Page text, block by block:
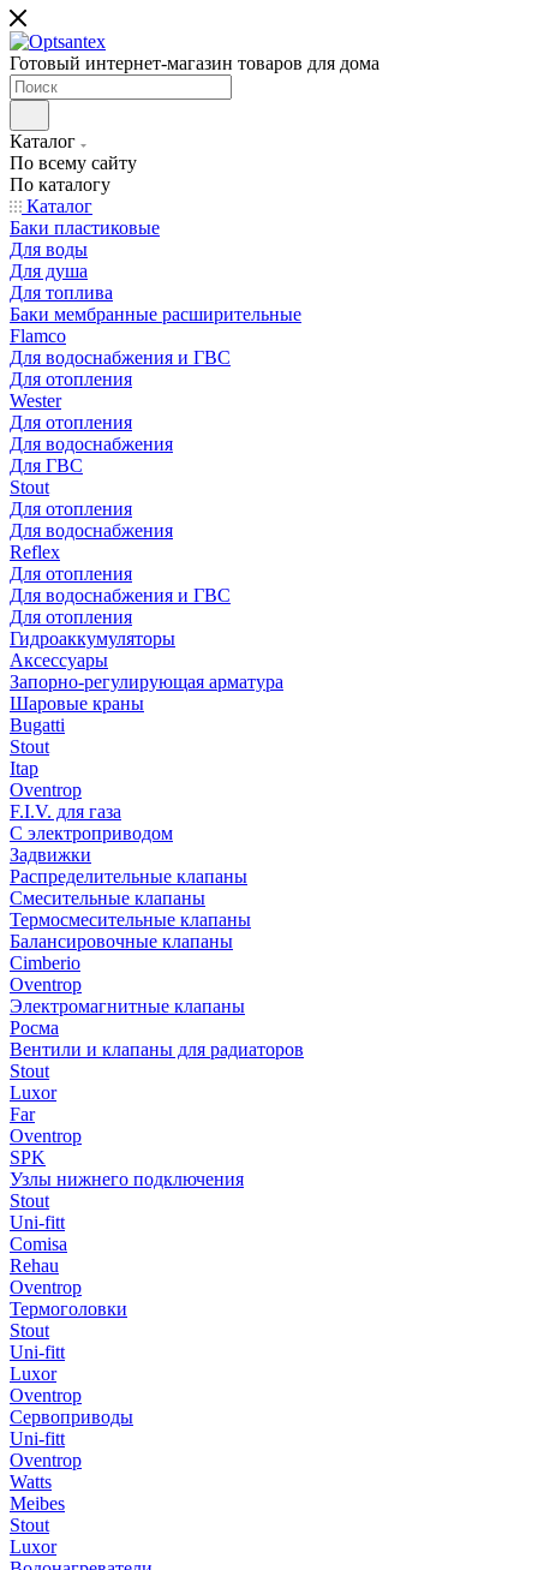
Готовый интернет-магазин товаров для дома
Каталог
По всему сайту
По каталогу
Каталог
Баки пластиковые
Для воды
Для душа
Для топлива
Баки мембранные расширительные
Flamco
Для водоснабжения и ГВС
Для отопления
Wester
Для отопления
Для водоснабжения
Для ГВС
Stout
Для отопления
Для водоснабжения
Reflex
Для отопления
Для водоснабжения и ГВС
Для отопления
Гидроаккумуляторы
Аксессуары
Запорно-регулирующая арматура
Шаровые краны
Bugatti
Stout
Itap
Oventrop
F.I.V. для газа
С электроприводом
Задвижки
Распределительные клапаны
Cмесительные клапаны
Термосмесительные клапаны
Балансировочные клапаны
Cimberio
Oventrop
Электромагнитные клапаны
Росма
Вентили и клапаны для радиаторов
Stout
Luxor
Far
Oventrop
SPK
Узлы нижнего подключения
Stout
Uni-fitt
Comisa
Rehau
Oventrop
Термоголовки
Stout
Uni-fitt
Luxor
Oventrop
Сервоприводы
Uni-fitt
Oventrop
Watts
Meibes
Stout
Luxor